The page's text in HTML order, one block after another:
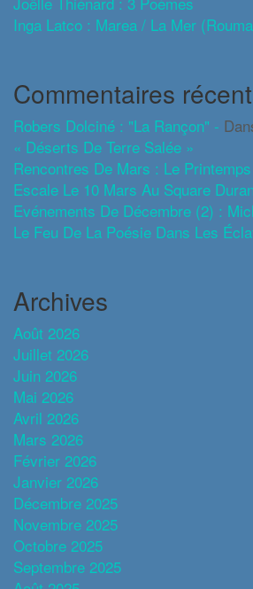
Inga Latco : Marea / La Mer
Commentaires
Robers Dolciné : "La Rançon" -
« Déserts De Terre Salée »
Rencontres De Mars : Le
Escale Le 10 Mars Au Square
Evénements De Décembre (2) :
Le Feu De La Poésie Dans Les
Archives
Août 2026
Juillet 2026
Juin 2026
Mai 2026
Avril 2026
Mars 2026
Février 2026
Janvier 2026
Décembre 2025
Novembre 2025
Octobre 2025
Septembre 2025